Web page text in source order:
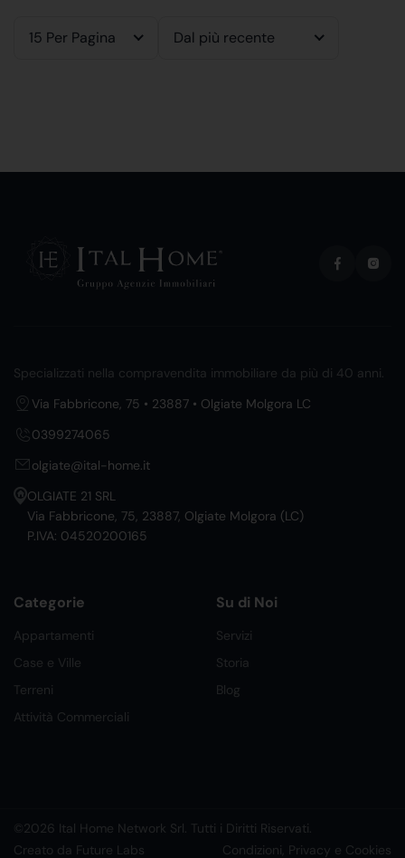
15 Per Pagina Dal più recente
Specializzati nella compravendita immobiliare da più di 40 anni.
Via Fabbricone, 75 • 23887 • Olgiate Molgora LC
0399274065
olgiate@ital-home.it
OLGIATE 21 SRL
Via Fabbricone, 75, 23887, Olgiate Molgora (LC)
P.IVA: 04520200165
Categorie
Appartamenti
Case e Ville
Terreni
Attività Commerciali
Su di Noi
Servizi
Storia
Blog
©2026 Ital Home Network Srl. Tutti i Diritti Riservati.
Creato da Future Labs
Condizioni, Privacy e Cookies